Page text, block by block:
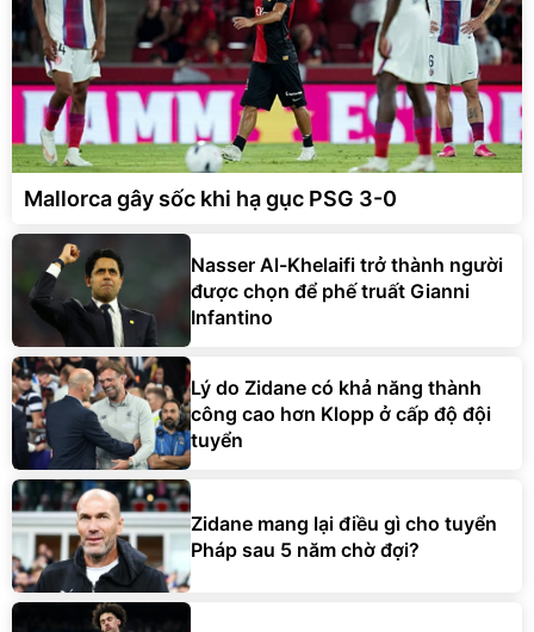
Mallorca gây sốc khi hạ gục PSG 3-0
Nasser Al-Khelaifi trở thành người
được chọn để phế truất Gianni
Infantino
Lý do Zidane có khả năng thành
công cao hơn Klopp ở cấp độ đội
tuyển
Zidane mang lại điều gì cho tuyển
Pháp sau 5 năm chờ đợi?